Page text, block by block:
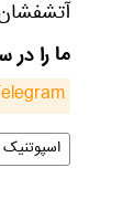
ما را در